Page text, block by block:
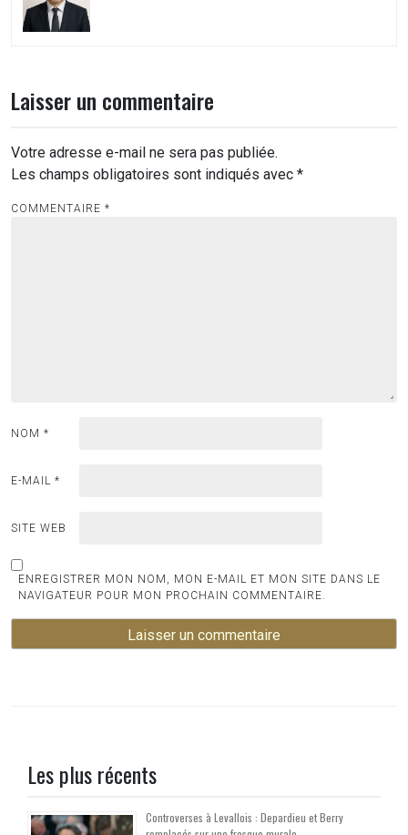
Laisser un commentaire
Votre adresse e-mail ne sera pas publiée.
Les champs obligatoires sont indiqués avec *
COMMENTAIRE *
NOM *
E-MAIL *
SITE WEB
ENREGISTRER MON NOM, MON E-MAIL ET MON SITE DANS LE
NAVIGATEUR POUR MON PROCHAIN COMMENTAIRE.
Les plus récents
Controverses à Levallois : Depardieu et Berry